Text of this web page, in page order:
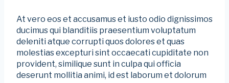
At vero eos et accusamus et iusto odio dignissimos
ducimus qui blanditiis praesentium voluptatum
deleniti atque corrupti quos dolores et quas
molestias excepturi sint occaecati cupiditate non
provident, similique sunt in culpa qui officia
deserunt mollitia animi, id est laborum et dolorum